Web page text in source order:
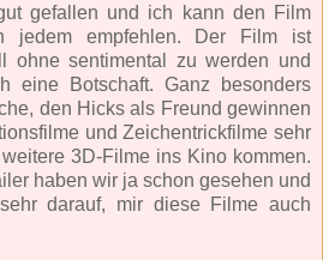
gefallen und ich kann den Film
jedem empfehlen. Der Film ist
ohne sentimental zu werden und
eine Botschaft. Ganz besonders
den Hicks als Freund gewinnen
und Zeichentrickfilme sehr
3D-Filme ins Kino kommen.
haben wir ja schon gesehen und
darauf, mir diese Filme auch